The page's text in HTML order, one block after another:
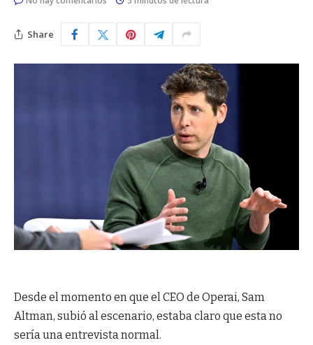
Share
Desde el momento en que el CEO de Operai, Sam
Altman, subió al escenario, estaba claro que esta no
sería una entrevista normal.